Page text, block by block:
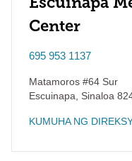
Center
695 953 1137
Matamoros #64 Sur
Escuinapa
Sinaloa
KUMUHA NG